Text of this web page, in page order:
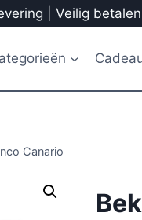
| Veilig
Canario